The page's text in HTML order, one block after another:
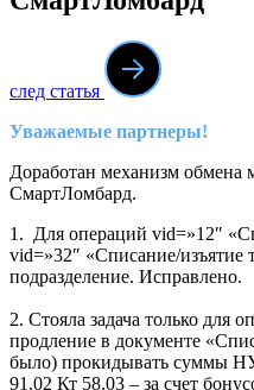
след статья
Уважаемые партнеры!
Доработан механизм
СмартЛомбард.
1. Для операций vid=»12″
vid=»32″ «Списание/изъятие
подразделение. Исправлено.
2. Стояла задача только для
продление в документе
было) прокидывать суммы
91.02 Кт 58.03 – за счет